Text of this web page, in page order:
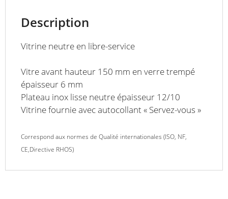
Description
Vitrine neutre en libre-service
Vitre avant hauteur 150 mm en verre trempé
épaisseur 6 mm
Plateau inox lisse neutre épaisseur 12/10
Vitrine fournie avec autocollant « Servez-vous »
Correspond aux normes de Qualité internationales (ISO, NF,
CE,Directive RHOS)